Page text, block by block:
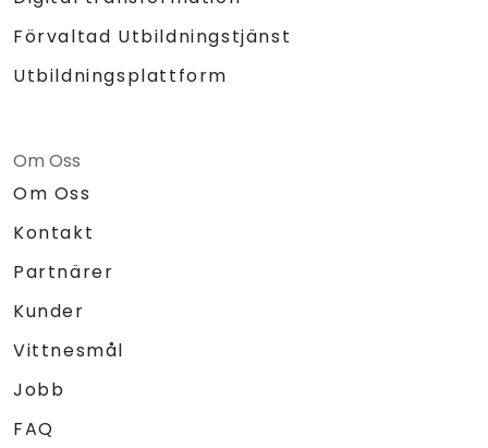
Förvaltad Utbildningstjänst
Utbildningsplattform
Om Oss
Om Oss
Kontakt
Partnärer
Kunder
Vittnesmål
Jobb
FAQ